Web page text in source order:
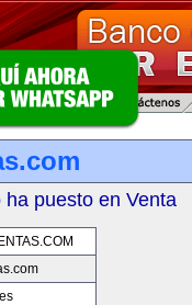
puesto en Venta